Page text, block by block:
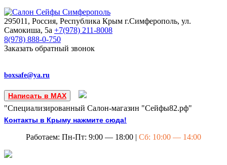
295011, Россия, Республика Крым г.Симферополь, ул.
Самокиша, 5а +7(978) 211-8008
8(978) 888-0-750
Заказать обратный звонок
boxsafe@ya.ru
Написать в MAX
"Специализированный Салон-магазин "Сейфы82.рф"
Контакты в Крыму нажмите сюда!
Работаем: Пн-Пт: 9:00 — 18:00 | Сб: 10:00 — 14:00